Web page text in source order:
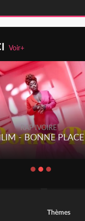
Voir+
RAP IVOIRE
- BONNE PLACE
Thèmes